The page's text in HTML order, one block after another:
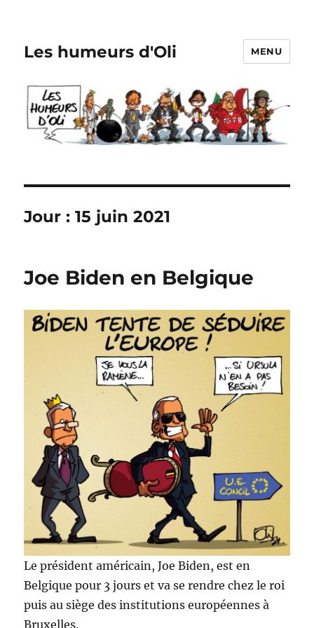
Les humeurs d'Oli MENU
Jour :15 juin 2021
Joe Biden en Belgique
Le président américain, Joe Biden, est en
Belgique pour 3 jours et va se rendre chez le roi
puis au siège des institutions européennes à
Bruxelles.